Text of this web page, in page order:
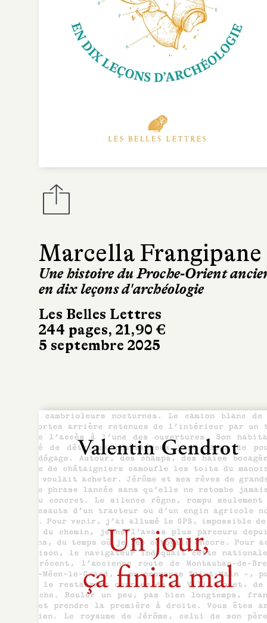
Marcella Frangipane
Une histoire du Proche-Orient
en dix leçons d'archéologie
Les Belles Lettres
244 pages, 21,90 €
5 septembre 2025